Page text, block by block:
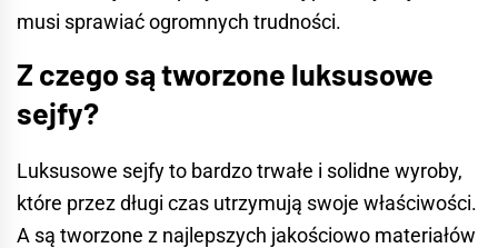
musi sprawiać ogromnych trudności.
Z czego są tworzone luksusowe
sejfy?
Luksusowe sejfy to bardzo trwałe i solidne wyroby,
które przez długi czas utrzymują swoje właściwości.
A są tworzone z najlepszych jakościowo materiałów